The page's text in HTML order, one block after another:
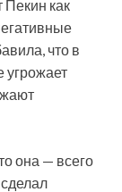
Пекин как
что в
угрожает
она — всего